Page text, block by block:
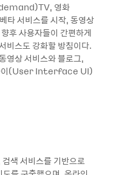
영화
타 서비스를 시작, 동영상
후 사용자들이 간편하게
비스도 강화할 방침이다.
영상 서비스와 블로그,
아이(User Interface UI)
색 서비스를 기반으로